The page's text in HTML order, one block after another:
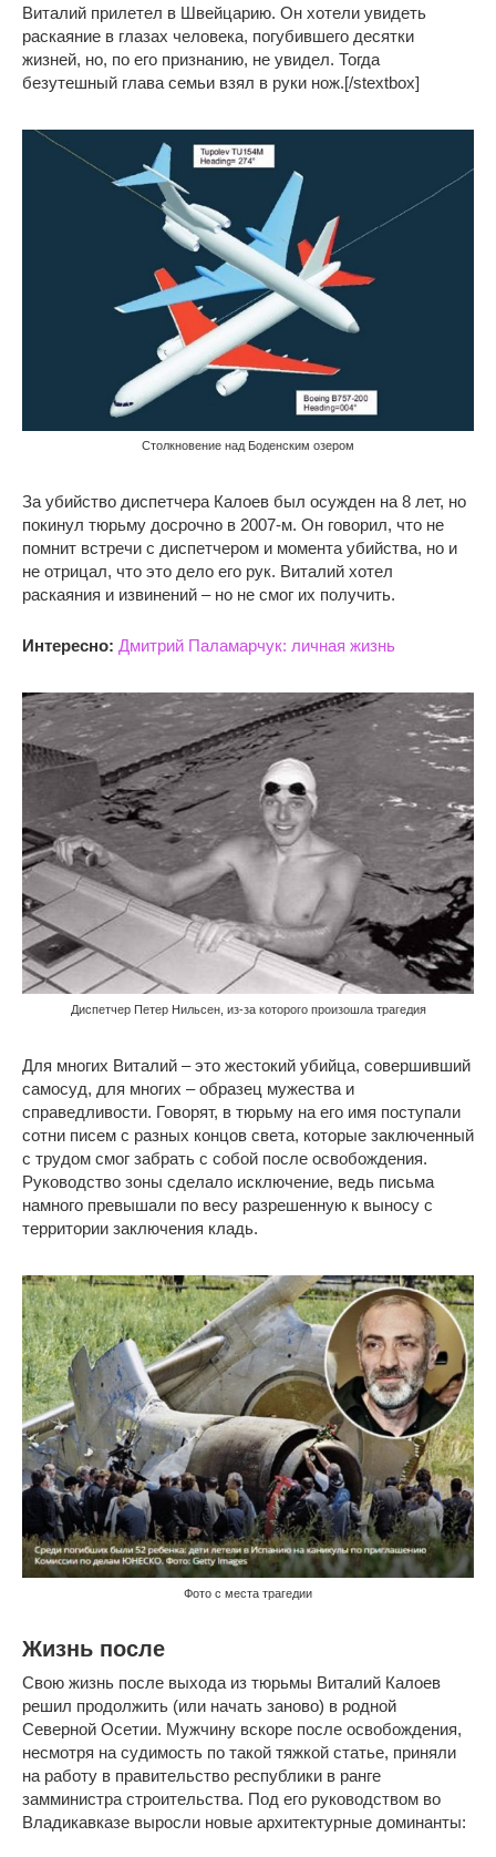
Виталий прилетел в Швейцарию. Он хотели увидеть
раскаяние в глазах человека, погубившего десятки
жизней, но, по его признанию, не увидел. Тогда
безутешный глава семьи взял в руки нож.[/stextbox]
Столкновение над Боденским озером
За убийство диспетчера Калоев был осужден на 8 лет, но
покинул тюрьму досрочно в 2007-м. Он говорил, что не
помнит встречи с диспетчером и момента убийства, но и
не отрицал, что это дело его рук. Виталий хотел
раскаяния и извинений – но не смог их получить.
Интересно: Дмитрий Паламарчук: личная жизнь
Диспетчер Петер Нильсен, из-за которого произошла трагедия
Для многих Виталий – это жестокий убийца, совершивший
самосуд, для многих – образец мужества и
справедливости. Говорят, в тюрьму на его имя поступали
сотни писем с разных концов света, которые заключенный
с трудом смог забрать с собой после освобождения.
Руководство зоны сделало исключение, ведь письма
намного превышали по весу разрешенную к выносу с
территории заключения кладь.
Фото с места трагедии
Жизнь после
Свою жизнь после выхода из тюрьмы Виталий Калоев
решил продолжить (или начать заново) в родной
Северной Осетии. Мужчину вскоре после освобождения,
несмотря на судимость по такой тяжкой статье, приняли
на работу в правительство республики в ранге
замминистра строительства. Под его руководством во
Владикавказе выросли новые архитектурные доминанты: